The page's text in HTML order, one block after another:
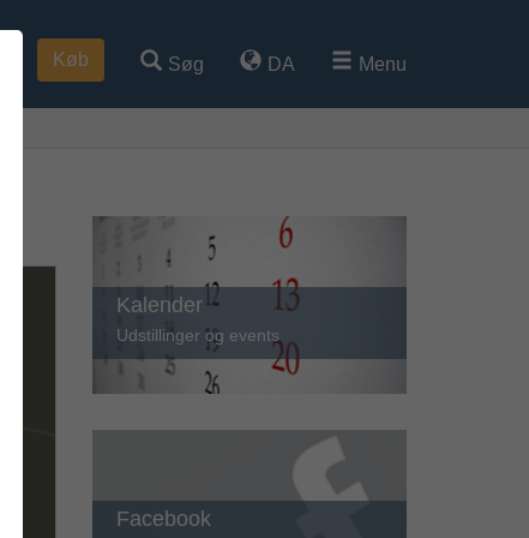
Køb Søg DA Menu
Kalender
Udstillinger og events
Facebook